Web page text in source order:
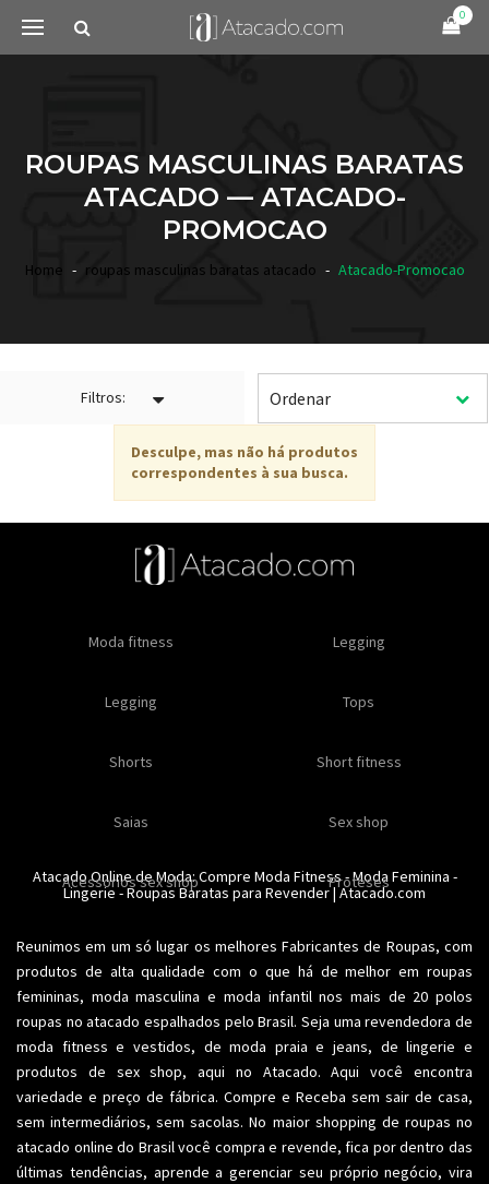
0
ROUPAS MASCULINAS BARATAS
ATACADO — ATACADO-
PROMOCAO
Home roupas masculinas baratas atacado Atacado-Promocao
Filtros:
Desculpe, mas não há produtos
correspondentes à sua busca.
Especial natal Toda loja
Feminino Moda feminina
Moda feminina Moda íntima
Moda fitness Moda praia
Plus size Acessórios femininos
Masculino Moda masculino
Moda masculina Moda intima masculina
Acessórios masculinos Moda íntima
Calcinhas Soutiens
Conjuntos Modeladores
Moda fitness Legging
Legging Tops
Shorts Short fitness
Saias Sex shop
Acessorios sex shop Proteses
Oleos e cremes Comestiveis
Kits Lançamentos
Ofertas Roupas para revender
Atacado Online de Moda: Compre Moda Fitness-Moda Feminina -
Lingerie-Roupas Baratas para Revender| Atacado.com
Reunimos em um só lugar os melhoresFabricantes de Roupas, com
produtos de alta qualidade com o que há de melhor em roupas
femininas, moda masculina e moda infantil nos mais de 20 polos
roupas no atacado espalhados pelo Brasil. Seja uma revendedora de
moda fitness e vestidos, de moda praia e jeans, de lingerie e
produtos de sex shop, aqui no Atacado. Aqui você encontra
variedade e preço de fábrica. Compre e Receba sem sair de casa,
sem intermediários, sem sacolas. No maior shopping de roupas no
atacado online do Brasil você compra e revende, fica por dentro das
últimas tendências, aprende a gerenciar seu próprio negócio, vira